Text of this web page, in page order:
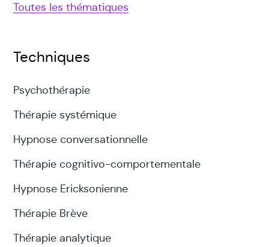
Toutes les thématiques
Techniques
Psychothérapie
Thérapie systémique
Hypnose conversationnelle
Thérapie cognitivo-comportementale
Hypnose Ericksonienne
Thérapie Brève
Thérapie analytique